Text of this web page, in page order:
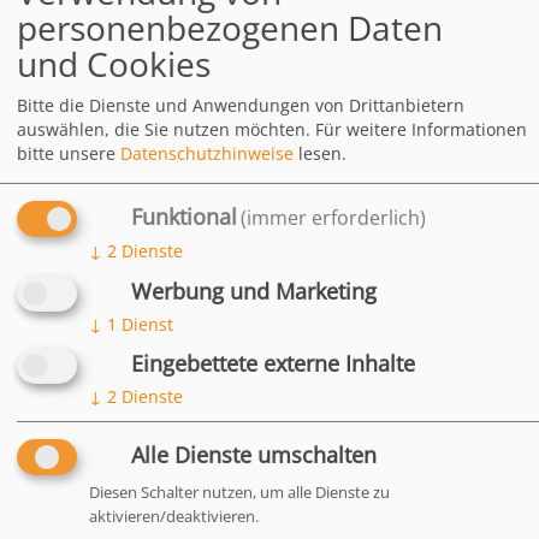
Zusammensetzung
und Gehalte (je kg)
Zusatzstoffe (je kg)
Fütterungsempfehlung
DOWNLOADS
Kräuter Power
2.05 MB
HÄUFIG
GESTELLTE
FRAGEN
personenbezogenen Daten
und Cookies
Bitte die Dienste und Anwendungen von Drittanbietern
auswählen, die Sie nutzen möchten. Für weitere Informationen
bitte unsere Datenschutzhinweise lesen.
Funktional(immer erforderlich)
↓ 2 Dienste
Werbung und Marketing
↓ 1 Dienst
Eingebettete externe Inhalte
↓ 2 Dienste
Alle Dienste umschalten
Diesen Schalter nutzen, um alle Dienste zu
aktivieren/deaktivieren.